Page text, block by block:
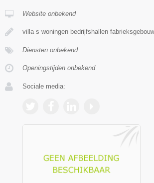
Website onbekend
villa s woningen bedrijfshallen
Diensten onbekend
Openingstijden onbekend
Sociale media: